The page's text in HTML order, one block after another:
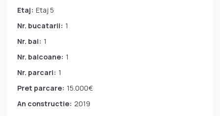
Etaj: Etaj 5
Nr. bucatarii: 1
Nr. bai: 1
Nr. balcoane: 1
Nr. parcari: 1
Pret parcare: 15.000€
An constructie: 2019